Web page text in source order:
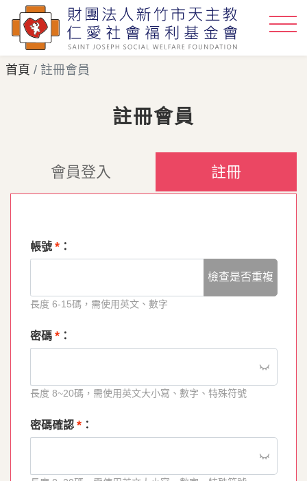
首頁 註冊會員
註冊會員
會員登入 註冊
帳號 *：
檢查是否重複
長度 6-15碼，需使用英文、數字
密碼 *：
長度 8~20碼，需使用英文大小寫、數字、特殊符號
密碼確認 *：